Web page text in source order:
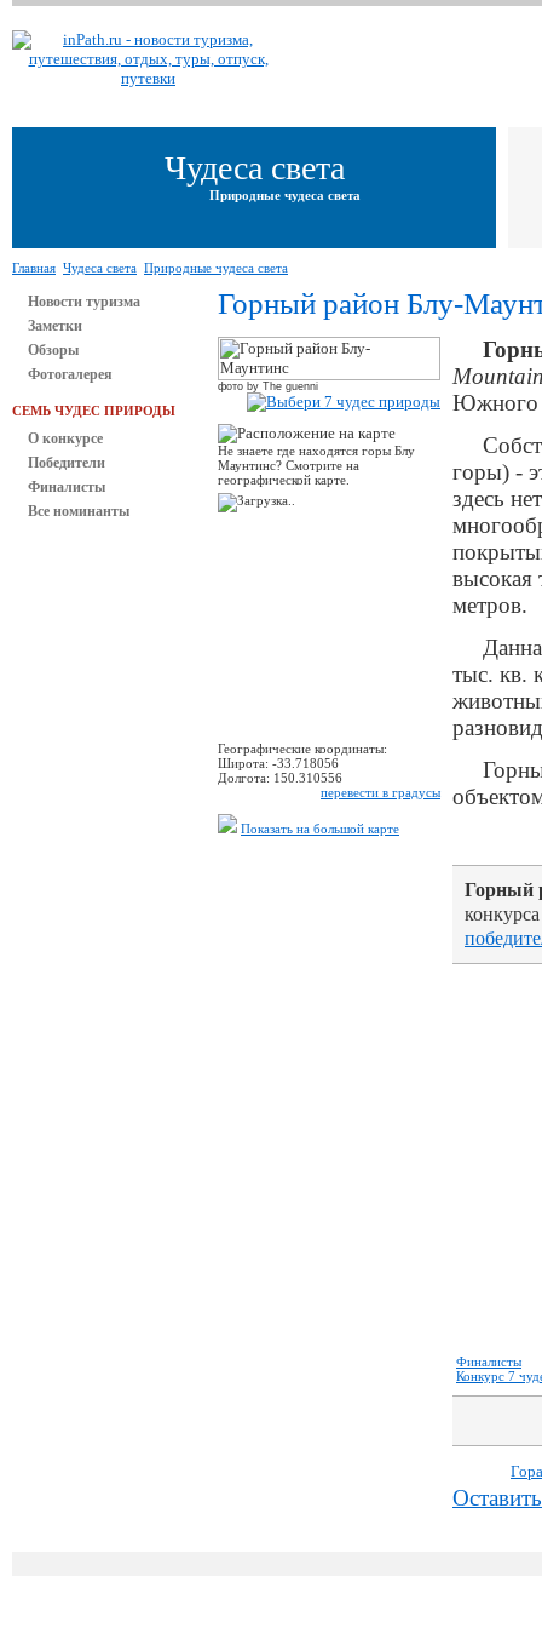
Чудеса света
Природные чудеса света
Главная Чудеса света Природные чудеса света
Новости туризма
Заметки
Обзоры
Фотогалерея
СЕМЬ ЧУДЕС ПРИРОДЫ
О конкурсе
Победители
Финалисты
Все номинанты
Горный район Блу-
фото by The guenni
Не знаете где находятся горы Блу
Маунтинс? Смотрите на
географической карте.
Географические координаты:
Широта: -33.718056
Долгота: 150.310556
перевести в градусы
Показать на большой карте
Южного
горы) -
здесь
высокая
метров.
тыс. кв.
Горный
Финалисты
Конкурс 7